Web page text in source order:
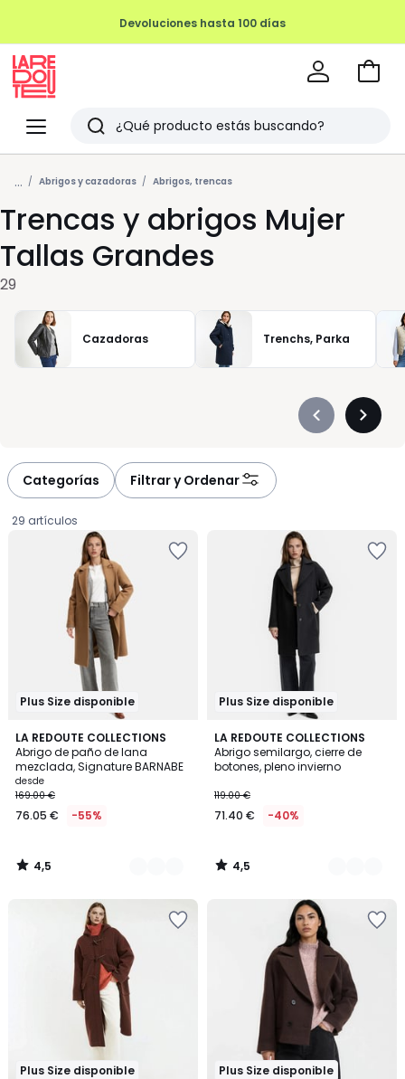
Devoluciones hasta 100 días
Menu
Redoute
Buscar
Últimos
artículos
vistos
Ir
... Abrigos y cazadoras Abrigos, trencas
Trencas y abrigos Mujer
Tallas Grandes
29
Cazadoras Trenchs, Parka
Précédent
Categorías Filtrar y Ordenar
29 artículos
Plus Size disponible
LA REDOUTE COLLECTIONS
Abrigo de paño de lana
mezclada, Signature BARNABE
Precio
a
partir
76.05
€
descuento
desde
169.00 €
76.05 € -55%
4,5
/ 5
3
Colores
4,5
/
Plus Size disponible
LA REDOUTE COLLECTIONS
Abrigo semilargo, cierre de
botones, pleno invierno
119.00 €
71.40 € -40%
4,5
/ 5
2
Colores
4,5
/
Plus Size disponible Plus Size disponible